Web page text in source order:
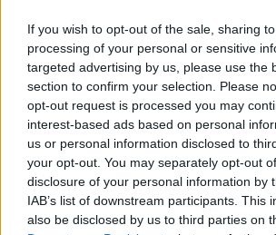
If you wish to opt-out of the sale, sharing
processing of your personal or sensitive
targeted advertising by us, please use the
section to confirm your selection. Please
opt-out request is processed you may
interest-based ads based on personal
us or personal information disclosed to
your opt-out. You may separately opt-out
disclosure of your personal information by
IAB’s list of downstream participants. This
also be disclosed by us to third parties on
Ροή ειδήσεων
Ερώτηση Μπελέρη σε Κομισιόν για τη
«σύγχρονου Ευρωπαϊκού Ταμείου
Φυσικών Καταστροφών»
Ειδήσεις• πριν 32 λεπτά
Έκκληση γονέων για να λειτουργήσει